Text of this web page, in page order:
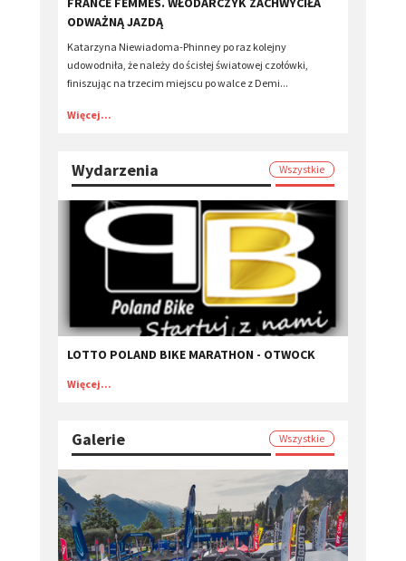
ODWAŻNĄ JAZDĄ
Katarzyna Niewiadoma-Phinney po raz kolejny
udowodniła, że należy do ścisłej światowej czołówki,
finiszując na trzecim miejscu po walce z Demi...
Więcej...
Wydarzenia Wszystkie
LOTTO POLAND BIKE MARATHON - OTWOCK
Więcej...
Galerie Wszystkie